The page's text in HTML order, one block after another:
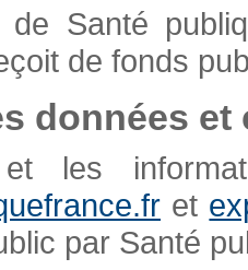
Santé
de fonds
données et
les
et
par Santé